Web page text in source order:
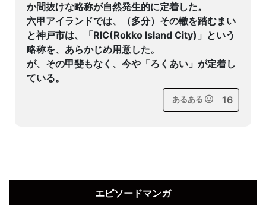
か間抜けな略称が自然発生的に定着した。
六甲アイランドでは、（多分）その轍を踏むまい
と神戸市は、「RIC(Rokko Island City)」という
略称を、あらかじめ用意した。
が、その甲斐もなく、今や「ろくあい」が定着し
ている。
あるある 16
エピソードマンガ